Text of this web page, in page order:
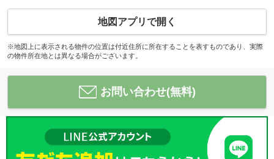
地図アプリで開く
※地図上に表示される物件の位置は付近住所に所在することを表すものであり、実際
の物件所在地とは異なる場合がございます。
お問い合わせ(無料)